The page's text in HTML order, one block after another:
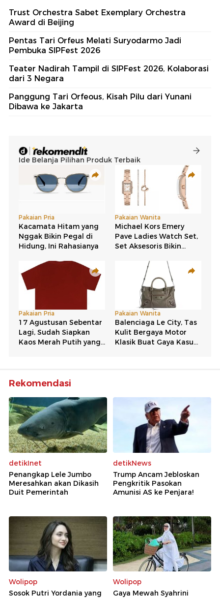
Trust Orchestra Sabet Exemplary Orchestra
Award di Beijing
Pentas Tari Orfeus Melati Suryodarmo Jadi
Pembuka SIPFest 2026
Teater Nadirah Tampil di SIPFest 2026, Kolaborasi
dari 3 Negara
Panggung Tari Orfeous, Kisah Pilu dari Yunani
Dibawa ke Jakarta
Rekomendasi
detikInet
Penangkap Lele Jumbo
Meresahkan akan Dikasih
Duit Pemerintah
detikNews
Trump Ancam Jebloskan
Pengkritik Pasokan
Amunisi AS ke Penjara!
Wolipop
Sosok Putri Yordania yang
Wolipop
Gaya Mewah Syahrini